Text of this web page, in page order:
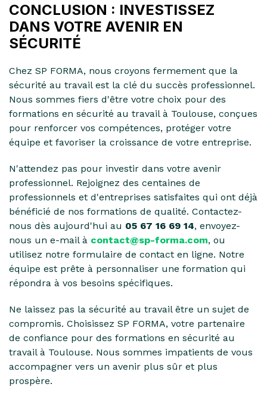
CONCLUSION : INVESTISSEZ
DANS VOTRE AVENIR EN
SÉCURITÉ
Chez SP FORMA, nous croyons fermement que la
sécurité au travail est la clé du succès professionnel.
Nous sommes fiers d'être votre choix pour des
formations en sécurité au travail à Toulouse, conçues
pour renforcer vos compétences, protéger votre
équipe et favoriser la croissance de votre entreprise.
N'attendez pas pour investir dans votre avenir
professionnel. Rejoignez des centaines de
professionnels et d'entreprises satisfaites qui ont déjà
bénéficié de nos formations de qualité. Contactez-
nous dès aujourd'hui au 05 67 16 69 14, envoyez-
nous un e-mail à contact@sp-forma.com, ou
utilisez notre formulaire de contact en ligne. Notre
équipe est prête à personnaliser une formation qui
répondra à vos besoins spécifiques.
Ne laissez pas la sécurité au travail être un sujet de
compromis. Choisissez SP FORMA, votre partenaire
de confiance pour des formations en sécurité au
travail à Toulouse. Nous sommes impatients de vous
accompagner vers un avenir plus sûr et plus
prospère.